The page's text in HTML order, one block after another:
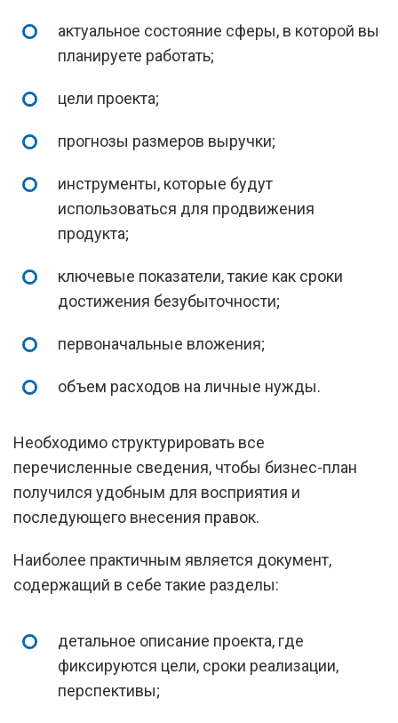
актуальное состояние сферы, в которой вы
планируете работать;
цели проекта;
прогнозы размеров выручки;
инструменты, которые будут
использоваться для продвижения
продукта;
ключевые показатели, такие как сроки
достижения безубыточности;
первоначальные вложения;
объем расходов на личные нужды.
Необходимо структурировать все
перечисленные сведения, чтобы бизнес-план
получился удобным для восприятия и
последующего внесения правок.
Наиболее практичным является документ,
содержащий в себе такие разделы:
детальное описание проекта, где
фиксируются цели, сроки реализации,
перспективы;